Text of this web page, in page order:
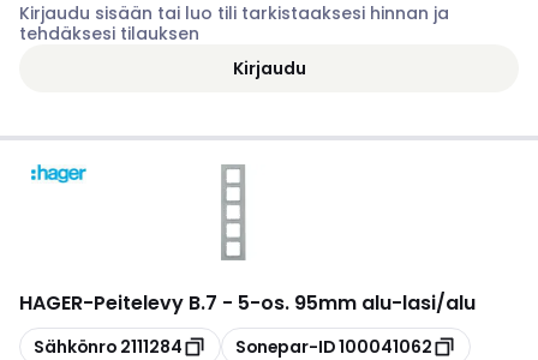
Kirjaudu sisään tai luo tili tarkistaaksesi hinnan ja
tehdäksesi tilauksen
Kirjaudu
HAGER-Peitelevy B.7 - 5-os. 95mm alu-lasi/alu
Kopioi
Sähkönro 2111284 Kopioi
Sonepar-ID100041062